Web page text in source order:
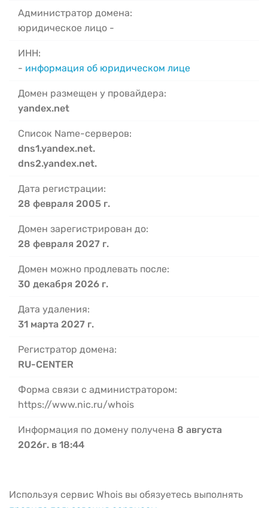
Администратор домена:
юридическое лицо -
ИНН:
- информация об юридическом лице
Домен размещен у провайдера:
yandex.net
Список Name-серверов:
dns1.yandex.net.
dns2.yandex.net.
Дата регистрации:
28 февраля 2005 г.
Домен зарегистрирован до:
28 февраля 2027 г.
Домен можно продлевать после:
30 декабря 2026 г.
Дата удаления:
31 марта 2027 г.
Регистратор домена:
RU-CENTER
Форма связи с администратором:
https://www.nic.ru/whois
Информация по домену получена 8 августа
2026г. в 18:44
Используя сервис Whois вы обязуетесь выполнять